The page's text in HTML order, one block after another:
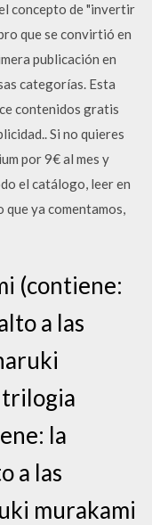
concepto de "invertir
que se convirtió en
publicación en
categorías. Esta
contenidos gratis
Si no quieres
por 9€ al mes y
el catálogo, leer en
ya comentamos,
(contiene:
a las
trilogia
la
a las
murakami